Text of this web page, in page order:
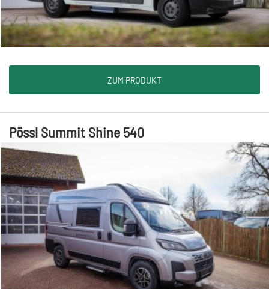
ZUM PRODUKT
Pössl Summit Shine 540